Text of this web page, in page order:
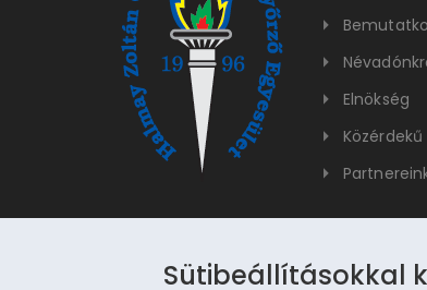
Elnökség
Sütibeállításokkal